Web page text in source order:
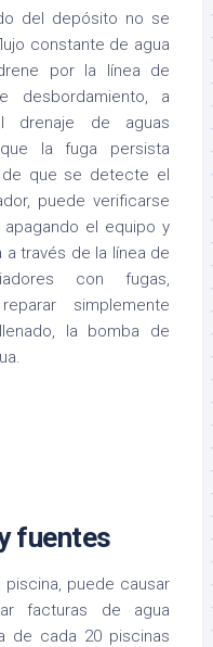
del depósito no se
constante de agua
por la línea de
desbordamiento, a
drenaje de aguas
la fuga persista
que se detecte el
puede verificarse
el equipo y
través de la línea de
con fugas,
simplemente
la bomba de
fuentes
piscina, puede causar
facturas de agua
de cada 20 piscinas